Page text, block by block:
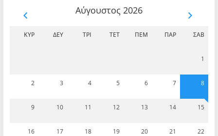
Αύγουστος 2026
ΚΥΡ ΔΕΥ ΤΡΊ ΤΕΤ ΠΈΜ ΠΑΡ ΣΆΒ
1
2 3 4 5 6 7 8
9 10 11 12 13 14 15
16 17 18 19 20 21 22